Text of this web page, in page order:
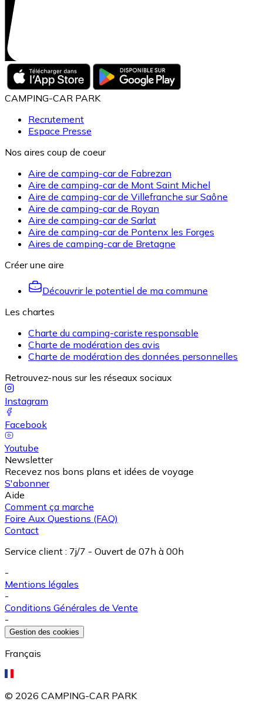
CAMPING-CAR PARK
Recrutement
Espace Presse
Nos aires coup de coeur
Aire de camping-car de Fabrezan
Aire de camping-car de Mont Saint Michel
Aire de camping-car de Villefranche sur Saône
Aire de camping-car de Royan
Aire de camping-car de Sarlat
Aire de camping-car de Pontenx les Forges
Aires de camping-car de Bretagne
Créer une aire
Découvrir le potentiel de ma commune
Les chartes
Charte du camping-cariste responsable
Charte de modération des avis
Charte de modération des données personnelles
Retrouvez-nous sur les réseaux sociaux
Instagram
Facebook
Youtube
Newsletter
Recevez nos bons plans et idées de voyage
S'abonner
Aide
Comment ça marche
Foire Aux Questions (FAQ)
Contact
Service client : 7j/7 - Ouvert de 07h à 00h
-
Mentions légales
-
Conditions Générales de Vente
-
Gestion des cookies
Français
© 2026 CAMPING-CAR PARK